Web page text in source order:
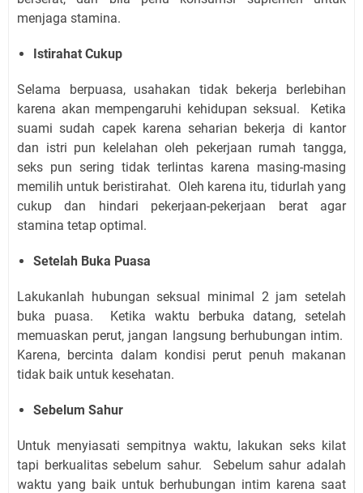
menjaga stamina.
Istirahat Cukup
Selama berpuasa, usahakan tidak bekerja berlebihan
karena akan mempengaruhi kehidupan seksual. Ketika
suami sudah capek karena seharian bekerja di kantor
dan istri pun kelelahan oleh pekerjaan rumah tangga,
seks pun sering tidak terlintas karena masing-masing
memilih untuk beristirahat. Oleh karena itu, tidurlah yang
cukup dan hindari pekerjaan-pekerjaan berat agar
stamina tetap optimal.
Setelah Buka Puasa
Lakukanlah hubungan seksual minimal 2 jam setelah
buka puasa. Ketika waktu berbuka datang, setelah
memuaskan perut, jangan langsung berhubungan intim.
Karena, bercinta dalam kondisi perut penuh makanan
tidak baik untuk kesehatan.
Sebelum Sahur
Untuk menyiasati sempitnya waktu, lakukan seks kilat
tapi berkualitas sebelum sahur. Sebelum sahur adalah
waktu yang baik untuk berhubungan intim karena saat